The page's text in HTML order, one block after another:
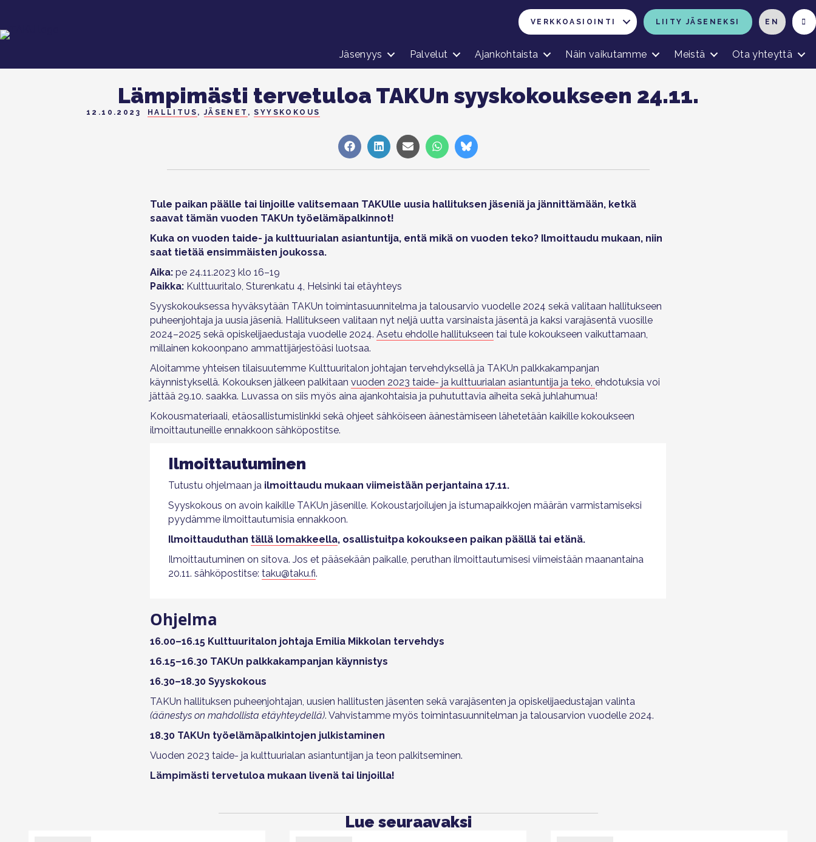
VERKKOASIOINTI LIITY JÄSENEKSI EN
Jäsenyys Palvelut Ajankohtaista Näin vaikutamme Meistä Ota yhteyttä
Lämpimästi tervetuloa TAKUn syyskokoukseen 24.11.
12.10.2023 HALLITUS ,JÄSENET ,SYYSKOKOUS
Share
on
Share
on
Share
on
Share
on
Share
on
Tule paikan päälle tai linjoille valitsemaan TAKUlle uusia hallituksen jäseniä ja jännittämään, ketkä
saavat tämän vuoden TAKUn työelämäpalkinnot!
Kuka on vuoden taide- ja kulttuurialan asiantuntija, entä mikä on vuoden teko? Ilmoittaudu mukaan, niin
saat tietää ensimmäisten joukossa.
Aika: pe 24.11.2023 klo 16–19
Paikka: Kulttuuritalo, Sturenkatu 4, Helsinki tai etäyhteys
Syyskokouksessa hyväksytään TAKUn toimintasuunnitelma ja talousarvio vuodelle 2024 sekä valitaan hallitukseen
puheenjohtaja ja uusia jäseniä. Hallitukseen valitaan nyt neljä uutta varsinaista jäsentä ja kaksi varajäsentä vuosille
2024–2025 sekä opiskelijaedustaja vuodelle 2024. Asetu ehdolle hallitukseen tai tule kokoukseen vaikuttamaan,
millainen kokoonpano ammattijärjestöäsi luotsaa.
Aloitamme yhteisen tilaisuutemme Kulttuuritalon johtajan tervehdyksellä ja TAKUn palkkakampanjan
käynnistyksellä. Kokouksen jälkeen palkitaan vuoden 2023 taide- ja kulttuurialan asiantuntija ja teko, ehdotuksia voi
jättää 29.10. saakka. Luvassa on siis myös aina ajankohtaisia ja puhututtavia aiheita sekä juhlahumua!
Kokousmateriaali, etäosallistumislinkki sekä ohjeet sähköiseen äänestämiseen lähetetään kaikille kokoukseen
ilmoittautuneille ennakkoon sähköpostitse.
Ilmoittautuminen
Tutustu ohjelmaan ja ilmoittaudu mukaan viimeistään perjantaina 17.11.
Syyskokous on avoin kaikille TAKUn jäsenille. Kokoustarjoilujen ja istumapaikkojen määrän varmistamiseksi
pyydämme ilmoittautumisia ennakkoon.
Ilmoittauduthan tällä lomakkeella, osallistuitpa kokoukseen paikan päällä tai etänä.
Ilmoittautuminen on sitova. Jos et pääsekään paikalle, peruthan ilmoittautumisesi viimeistään maanantaina
20.11. sähköpostitse: taku@taku.fi.
Ohjelma
16.00–16.15 Kulttuuritalon johtaja Emilia Mikkolan tervehdys
16.15–16.30 TAKUn palkkakampanjan käynnistys
16.30–18.30 Syyskokous
TAKUn hallituksen puheenjohtajan, uusien hallitusten jäsenten sekä varajäsenten ja opiskelijaedustajan valinta
(äänestys on mahdollista etäyhteydellä). Vahvistamme myös toimintasuunnitelman ja talousarvion vuodelle 2024.
18.30 TAKUn työelämäpalkintojen julkistaminen
Vuoden 2023 taide- ja kulttuurialan asiantuntijan ja teon palkitseminen.
Lämpimästi tervetuloa mukaan livenä tai linjoilla!
Lue seuraavaksi